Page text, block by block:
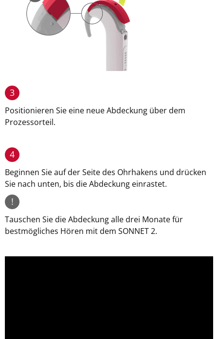
3
Positionieren Sie eine neue Abdeckung über dem
Prozessorteil.
4
Beginnen Sie auf der Seite des Ohrhakens und drücken
Sie nach unten, bis die Abdeckung einrastet.
!
Tauschen Sie die Abdeckung alle drei Monate für
bestmögliches Hören mit dem SONNET 2.